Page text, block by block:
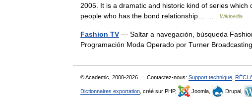
2005. It is a dramatic and historic kind of series
people who has the bond relationship… …
Wikipedia
Fashion TV — Saltar a navegación, búsqueda
Programación Moda Operado por Turner
© Academic, 2000-2026 Contactez-nous: Support technique
Dictionnaires exportation , créé sur PHP, Joomla, Drupal,